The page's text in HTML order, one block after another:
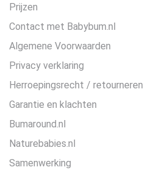
Prijzen
Contact met Babybum.nl
Algemene Voorwaarden
Privacy verklaring
Herroepingsrecht / retourneren
Garantie en klachten
Bumaround.nl
Naturebabies.nl
Samenwerking